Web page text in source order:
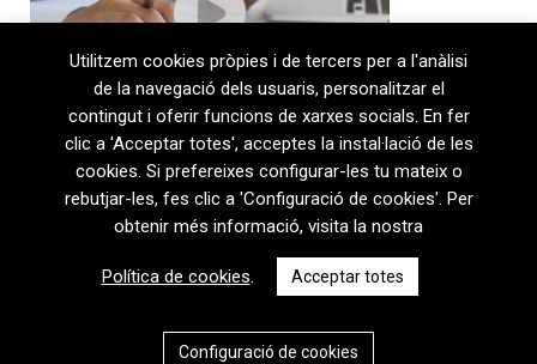
08720 Vilafranca del Penedès · General Prim 5, 2n · Barcelona
T+34 938 170 417 ·
+34 938 170 301
Política de privacitat|Política de cookies
Utilitzem cookies pròpies i de tercers per a l'anàlisi
de la navegació dels usuaris, personalitzar el
contingut i oferir funcions de xarxes socials. En fer
clic a 'Acceptar totes', acceptes la instal·lació de les
cookies. Si prefereixes configurar-les tu mateix o
rebutjar-les, fes clic a 'Configuració de cookies'. Per
obtenir més informació, visita la nostra
Política de cookies. Acceptar totes
Configuració de cookies